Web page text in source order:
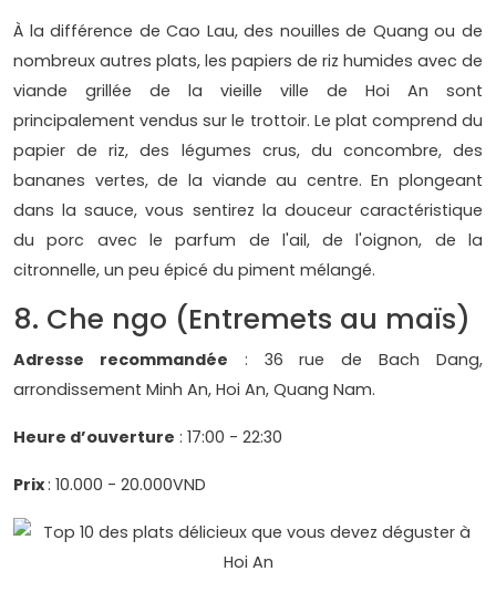
À la différence de Cao Lau, des nouilles de Quang ou de
nombreux autres plats, les papiers de riz humides avec de
viande grillée de la vieille ville de Hoi An sont
principalement vendus sur le trottoir. Le plat comprend du
papier de riz, des légumes crus, du concombre, des
bananes vertes, de la viande au centre. En plongeant
dans la sauce, vous sentirez la douceur caractéristique
du porc avec le parfum de l'ail, de l'oignon, de la
citronnelle, un peu épicé du piment mélangé.
8. Che ngo (Entremets au maïs)
Adresse recommandée : 36 rue de Bach Dang,
arrondissement Minh An, Hoi An, Quang Nam.
Heure d’ouverture : 17:00 - 22:30
Prix: 10.000 - 20.000VND